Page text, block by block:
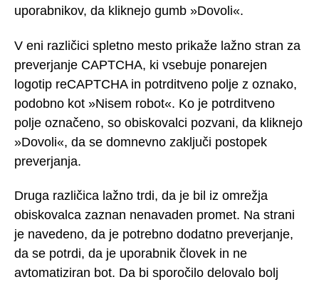
uporabnikov, da kliknejo gumb »Dovoli«.
V eni različici spletno mesto prikaže lažno stran za
preverjanje CAPTCHA, ki vsebuje ponarejen
logotip reCAPTCHA in potrditveno polje z oznako,
podobno kot »Nisem robot«. Ko je potrditveno
polje označeno, so obiskovalci pozvani, da kliknejo
»Dovoli«, da se domnevno zaključi postopek
preverjanja.
Druga različica lažno trdi, da je bil iz omrežja
obiskovalca zaznan nenavaden promet. Na strani
je navedeno, da je potrebno dodatno preverjanje,
da se potrdi, da je uporabnik človek in ne
avtomatiziran bot. Da bi sporočilo delovalo bolj